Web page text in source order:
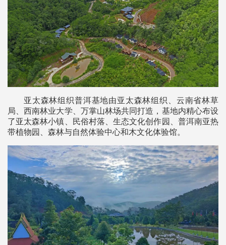
亚太森林组织普洱基地由亚太森林组织、云南省林草
局、西南林业大学、万掌山林场共同打造，基地内精心布设
了亚太森林小镇、民俗村落、生态文化创作园、普洱南亚热
带植物园、森林与自然体验中心和木文化体验馆。